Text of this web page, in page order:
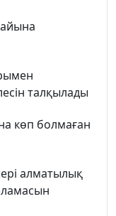
талқылады
көп болмаған
алматылық